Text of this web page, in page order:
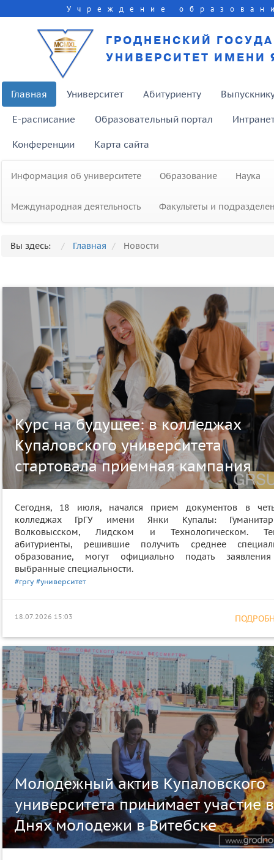
Учреждение
ГРОДНЕНСКИЙ
УНИВЕРСИТЕТ ИМЕНИ
Главная Университет Абитуриенту
E-расписание Образовательный портал
Конференции Карта сайта
Информация об университете Образование Наука
Международная деятельность Факультеты и
Вы здесь: Главная Новости
Курс на будущее: в колледжах
Купаловского университета
стартовала приемная кампания
Сегодня, 18 июля, начался прием документов в
колледжах ГрГУ имени Янки Купалы:
Волковысском, Лидском и Технологическом.
абитуриенты, решившие получить среднее
образование, могут официально подать
выбранные специальности.
#гргу #университет
18.07.2026 15:03
Молодежный актив Купаловского
университета принимает участие в
Днях молодежи в Витебске